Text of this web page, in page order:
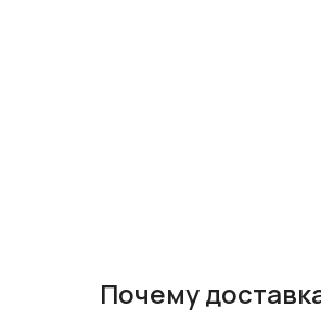
Почему